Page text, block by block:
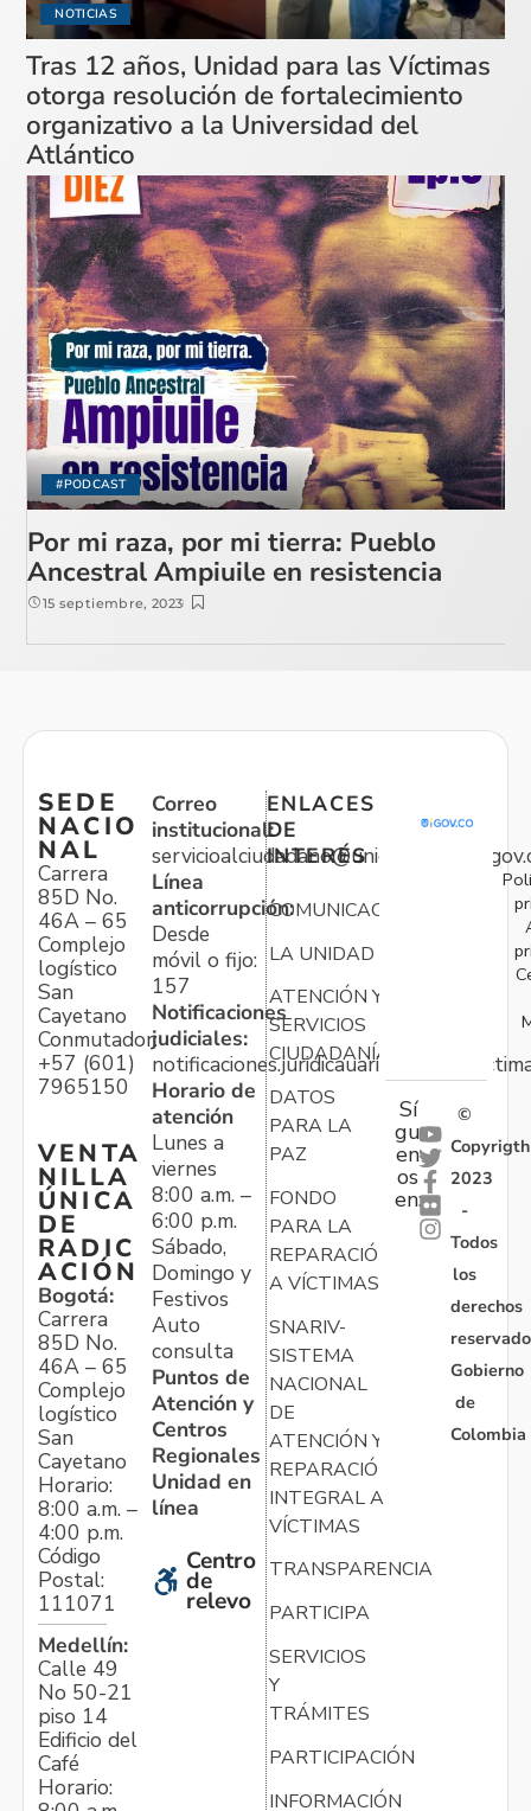
NOTICIAS
Tras 12 años, Unidad para las Víctimas
otorga resolución de fortalecimiento
organizativo a la Universidad del
Atlántico
#PODCAST
Por mi raza, por mi tierra: Pueblo
Ancestral Ampiuile en resistencia
15 septiembre, 2023
SEDE
NACIO
NAL
Carrera
85D No.
46A – 65
Complejo
logístico
San
Cayetano
Conmutador:
+57 (601)
7965150
VENTA
NILLA
ÚNICA
DE
RADIC
ACIÓN
Bogotá:
Carrera
85D No.
46A – 65
Complejo
logístico
San
Cayetano
Horario:
8:00 a.m. –
4:00 p.m.
Código
Postal:
111071
Medellín:
Calle 49
No 50-21
piso 14
Edificio del
Café
Horario:
Correo
institucional:
Línea
anticorrupción:
Desde
móvil o fijo:
157
Notificaciones
judiciales:
Horario de
atención
Lunes a
viernes
8:00 a.m. –
6:00 p.m.
Sábado,
Domingo y
Festivos
Auto
consulta
Puntos de
Atención y
Centros
Regionales
Unidad en
línea
Centro
de
relevo
ENLACES
DE
INTERÉS
COMUNICACIONES
LA UNIDAD
ATENCIÓN Y
SERVICIOS
CIUDADANÍA
DATOS
PARA LA
PAZ
FONDO
PARA LA
REPARACIÓN
A VÍCTIMAS
SNARIV-
SISTEMA
NACIONAL
DE
ATENCIÓN Y
REPARACIÓN
INTEGRAL A
VÍCTIMAS
TRANSPARENCIA
PARTICIPA
SERVICIOS
Y
TRÁMITES
PARTICIPACIÓN
INFORMACIÓN
Sí
gu
en
os
en:
©
Copyrigth
2023
-
Todos
los
derechos
Gobierno
de
Colombia